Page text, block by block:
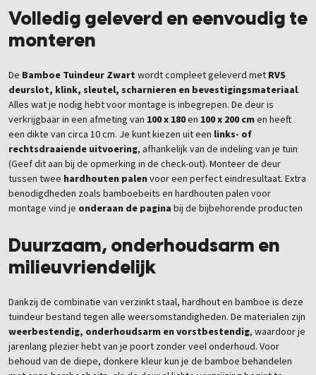
Volledig geleverd en eenvoudig te
monteren
De Bamboe Tuindeur Zwart wordt compleet geleverd met RVS
deurslot, klink, sleutel, scharnieren en bevestigingsmateriaal.
Alles wat je nodig hebt voor montage is inbegrepen. De deur is
verkrijgbaar in een afmeting van 100 x 180en 100 x 200 cmen heeft
een dikte van circa 10 cm. Je kunt kiezen uit een links- of
rechtsdraaiende uitvoering, afhankelijk van de indeling van je tuin
(Geef dit aan bij de opmerking in de check-out). Monteer de deur
tussen twee hardhouten palenvoor een perfect eindresultaat. Extra
benodigdheden zoals bamboebeits en hardhouten palen voor
montage vind je onderaan de pagina bij de bijbehorende producten
Duurzaam, onderhoudsarm en
milieuvriendelijk
Dankzij de combinatie van verzinkt staal, hardhout en bamboe is deze
tuindeur bestand tegen alle weersomstandigheden. De materialen zijn
weerbestendig, onderhoudsarm en vorstbestendig, waardoor je
jarenlang plezier hebt van je poort zonder veel onderhoud. Voor
behoud van de diepe, donkere kleur kun je de bamboe behandelen